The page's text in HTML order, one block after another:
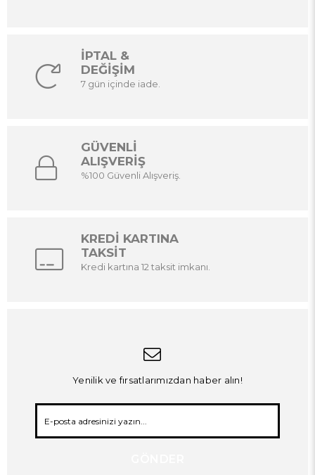
İPTAL &
DEĞİŞİM
7 gün içinde iade.
GÜVENLİ
ALIŞVERİŞ
%100 Güvenli Alışveriş.
KREDİ KARTINA
TAKSİT
Kredi kartına 12 taksit imkanı.
Yenilik ve fırsatlarımızdan haber alın!